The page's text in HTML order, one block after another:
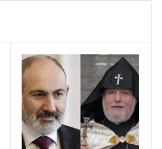
გადახედვა